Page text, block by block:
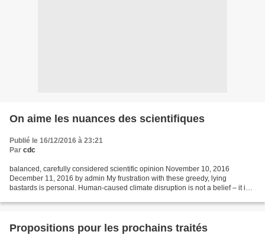
On aime les nuances des scientifiques
Publié le 16/12/2016 à 23:21
Par cdc
balanced, carefully considered scientific opinion November 10, 2016
December 11, 2016 by admin My frustration with these greedy, lying
bastards is personal. Human-caused climate disruption is not a belief – it is
Propositions pour les prochains traités